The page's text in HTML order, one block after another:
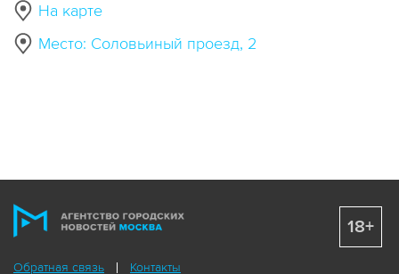
На карте
Место: Соловьиный проезд, 2
Обратная связь Контакты
18+